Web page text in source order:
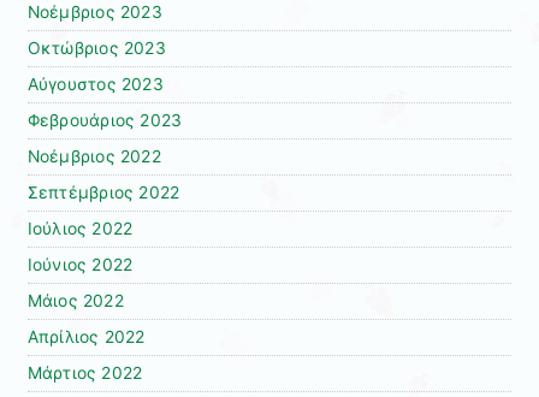
Νοέμβριος 2023
Οκτώβριος 2023
Αύγουστος 2023
Φεβρουάριος 2023
Νοέμβριος 2022
Σεπτέμβριος 2022
Ιούλιος 2022
Ιούνιος 2022
Μάιος 2022
Απρίλιος 2022
Μάρτιος 2022